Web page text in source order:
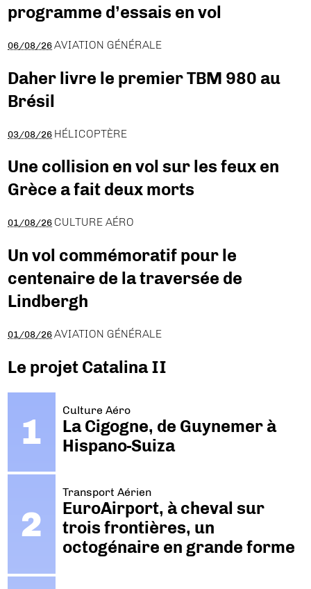
programme d’essais en vol
06/08/26 AVIATION GÉNÉRALE
Daher livre le premier TBM 980 au
Brésil
03/08/26 HÉLICOPTÈRE
Une collision en vol sur les feux en
Grèce a fait deux morts
01/08/26 CULTURE AÉRO
Un vol commémoratif pour le
centenaire de la traversée de
Lindbergh
01/08/26 AVIATION GÉNÉRALE
Le projet Catalina II
Culture Aéro
La Cigogne, de Guynemer à
Hispano-Suiza
Transport Aérien
EuroAirport, à cheval sur
trois frontières, un
octogénaire en grande forme